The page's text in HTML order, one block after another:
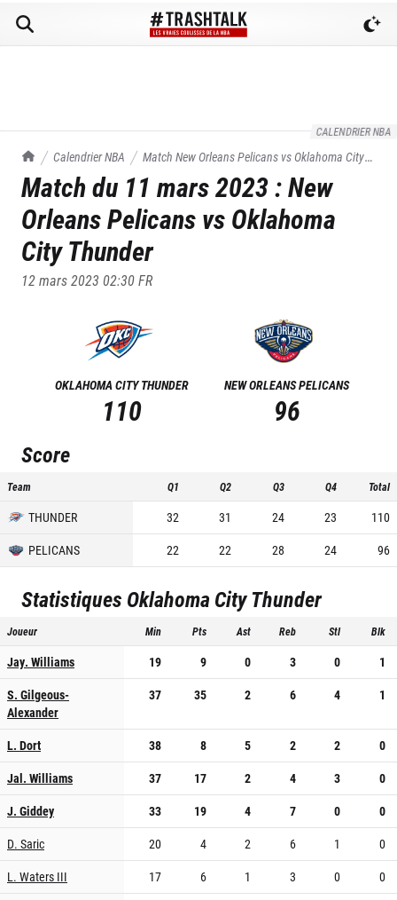
CALENDRIER NBA
TrashTalk Actu NBA
Calendrier NBA Match New Orleans Pelicans vsOklahoma City
Thunder du11/03/2023
Match du 11 mars 2023:New
Orleans Pelicans vs Oklahoma
City Thunder
12 mars 2023 02:30FR
OKLAHOMA CITY THUNDER
110
NEW ORLEANS PELICANS
96
Score
Team Q1 Q2 Q3 Q4 Total
THUNDER 32 31 24 23
110
PELICANS
22 22 28 24 96
Statistiques Oklahoma City Thunder
Joueur Min Pts Ast Reb Stl Blk
Jay. Williams 19 9 0 3 0
1
S. Gilgeous-
Alexander
37 35 2 6 4 1
L. Dort 38 8 5 2 2
0
Jal. Williams
37 17 2 4 3
0
J. Giddey
33 19 4 7 0
0
D. Saric
20 4 2 6 1
0
L. Waters III
17 6 1 3 0
0